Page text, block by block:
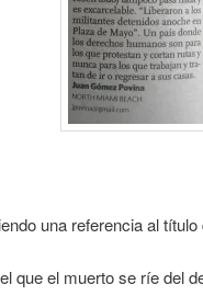
una referencia al título
que el muerto se ríe del